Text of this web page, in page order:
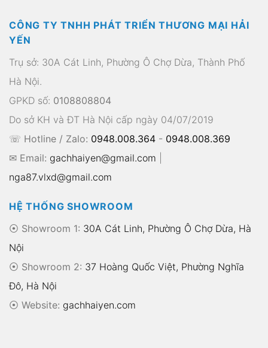
CÔNG TY TNHH PHÁT TRIỂN THƯƠNG MẠI HẢI
YẾN
Trụ sở: 30A Cát Linh, Phường Ô Chợ Dừa, Thành Phố
Hà Nội.
GPKD số: 0108808804
Do sở KH và ĐT Hà Nội cấp ngày 04/07/2019
☏ Hotline / Zalo: 0948.008.364 - 0948.008.369
✉ Email: gachhaiyen@gmail.com
nga87.vlxd@gmail.com
HỆ THỐNG SHOWROOM
⦿ Showroom 1: 30A Cát Linh, Phường Ô Chợ Dừa, Hà
Nội
⦿ Showroom 2: 37 Hoàng Quốc Việt, Phường Nghĩa
Đô, Hà Nội
⦿ Website: gachhaiyen.com